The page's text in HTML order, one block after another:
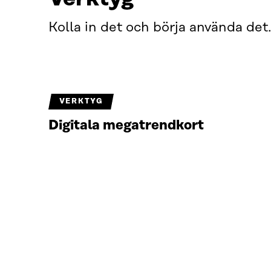
Kolla in det och börja använda det.
VERKTYG
Digitala megatrendkort